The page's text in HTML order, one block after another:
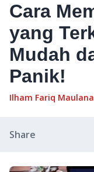
Cara
yang
Mudah
Panik!
Ilham Fariq Maulana
Share